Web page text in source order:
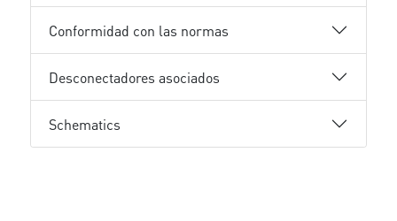
Conformidad con las normas
Desconectadores asociados
Schematics